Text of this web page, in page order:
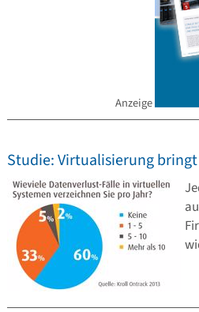
Anzeige
Studie: Virtualisierung